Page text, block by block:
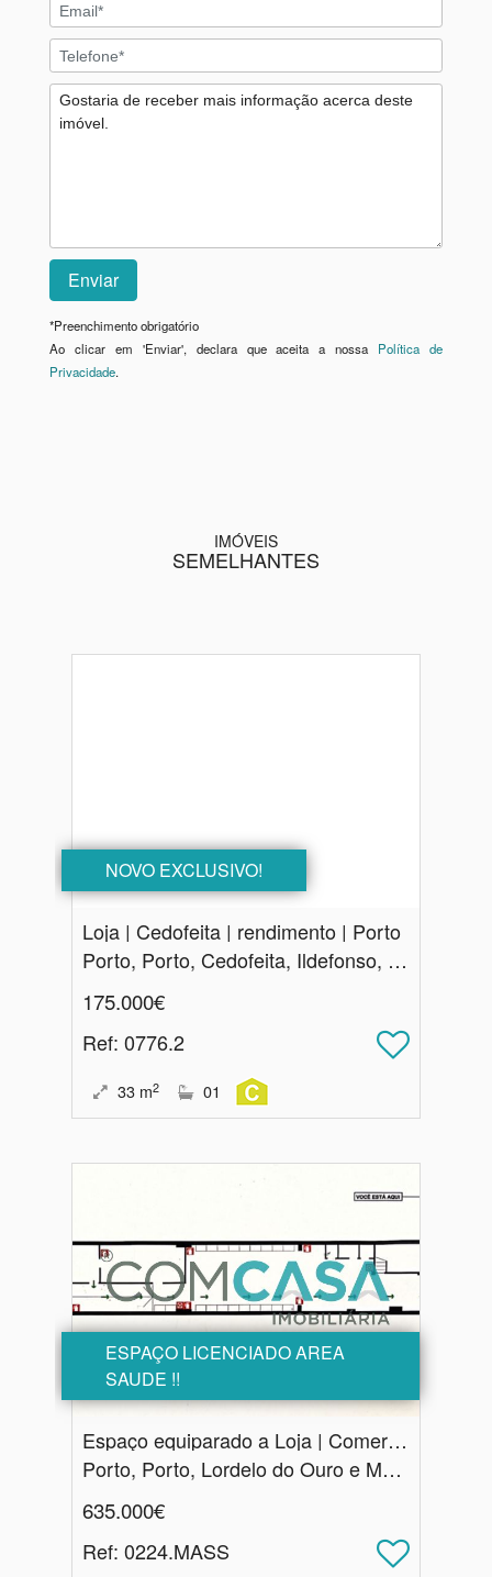
*Preenchimento obrigatório
Ao clicar em 'Enviar', declara que aceita a nossa Política de
Privacidade.
IMÓVEIS
SEMELHANTES
NOVO EXCLUSIVO!
Loja | Cedofeita | rendimento | Porto
Porto, Porto, Cedofeita, Ildefonso, Sé, Miragaia, Nicolau, Vitória
175.000€
Ref: 0776.2
33 m2 01
ESPAÇO LICENCIADO AREA
SAUDE !!
Espaço equiparado a Loja | Comercio ou Serviços | Casa da Musica Porto
Porto, Porto, Lordelo do Ouro e Massarelos
635.000€
Ref: 0224.MASS